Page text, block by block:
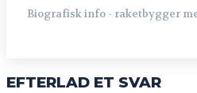
Biografisk info - raketbygger
EFTERLAD ET SVAR